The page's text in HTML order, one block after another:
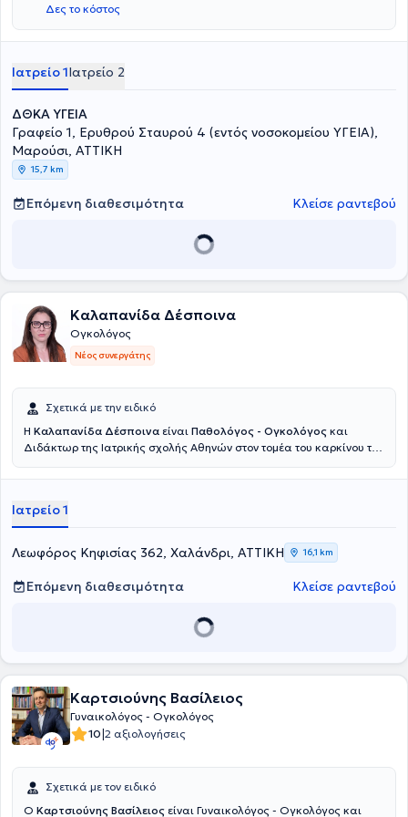
Δες το κόστος
Ιατρείο 1Ιατρείο 2
ΔΘΚΑ ΥΓΕΙΑ
Γραφείο 1, Ερυθρού Σταυρού 4 (εντός νοσοκομείου ΥΓΕΙΑ),
Μαρούσι, ΑΤΤΙΚΗ
15,7 km
Επόμενη διαθεσιμότητα Κλείσε ραντεβού
Καλαπανίδα Δέσποινα
Ογκολόγος
Νέος συνεργάτης
Σχετικά με την ειδικό
Η Καλαπανίδα Δέσποινα είναι Παθολόγος - Ογκολόγος και
Διδάκτωρ της Ιατρικής σχολής Αθηνών στον τομέα του καρκίνου του
είναι να στέκεται ουσιαστικά δίπλα στους ασθενείς με καρκίνο σε
τους ενημέρωση, την εμπιστοσύνη και την ανθρώπινη σχέση ιατρού -
ασθενούς. Διαθέτει σημαντική εμπειρία ως ερευνητής σε μεγάλες
πολυκεντρικές κλινικές μελέτες, γεγονός που της επιτρέπει να
εφαρμόζει σύγχρονες και τεκμηριωμένες θεραπευτικές
προσεγγίσεις. Συνεργάζεται με τα Νοσοκομεία "Υγεία" και
Ευρωκλινική Αθηνών καθώς συμμετέχει και ενεργά στην
Ιατρείο 1
Λεωφόρος Κηφισίας 362, Χαλάνδρι, ΑΤΤΙΚΗ 16,1 km
Επόμενη διαθεσιμότητα Κλείσε ραντεβού
Καρτσιούνης Βασίλειος
Γυναικολόγος - Ογκολόγος
10|2 αξιολογήσεις
Σχετικά με τον ειδικό
Ο Καρτσιούνης Βασίλειος είναι Γυναικολόγος - Ογκολόγος και